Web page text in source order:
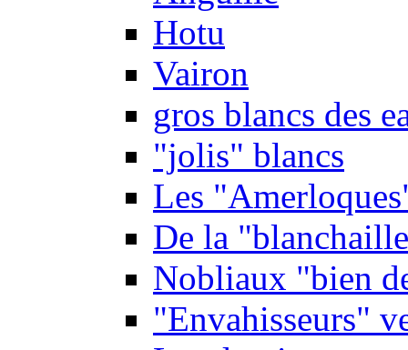
Hotu
Vairon
gros blancs des
"jolis" blancs
Les
De la
Nobliaux "bien
"Envahisseurs"